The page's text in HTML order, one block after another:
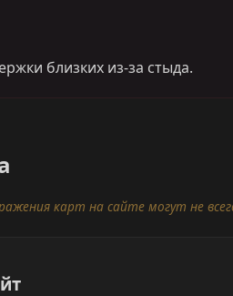
близких из-за стыда.
карт на сайте могут не